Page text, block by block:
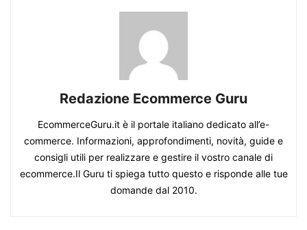
Redazione Ecommerce Guru
EcommerceGuru.it è il portale italiano dedicato all’e-
commerce. Informazioni, approfondimenti, novità, guide e
consigli utili per realizzare e gestire il vostro canale di
ecommerce.Il Guru ti spiega tutto questo e risponde alle tue
domande dal 2010.